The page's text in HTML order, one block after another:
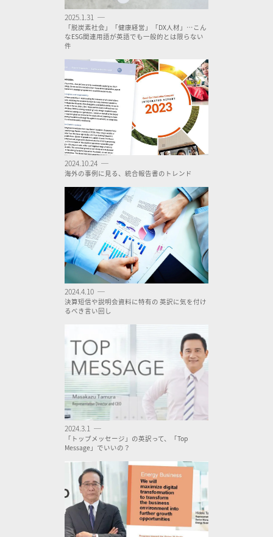
2025.1.31 ─
「脱炭素社会」「健康経営」「DX人材」…こん
なESG関連用語が英語でも一般的とは限らない
件
2024.10.24 ─
海外の事例に見る、統合報告書のトレンド
2024.4.10 ─
決算短信や説明会資料に特有の 英訳に気を付け
るべき言い回し
2024.3.1 ─
「トップメッセージ」の英訳って、「Top
Message」でいいの？